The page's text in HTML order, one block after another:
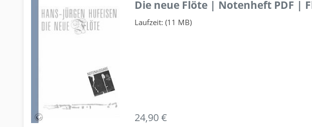
Die neue Flöte | Notenheft PDF |
Laufzeit: (11 MB)
24,90 €